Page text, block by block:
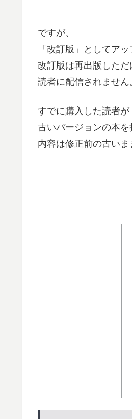
ですが、
「改訂版」としてア
改訂版は再出版しただ
読者に配信されません
すでに購入した読者が
古いバージョンの本を
内容は修正前の古いま